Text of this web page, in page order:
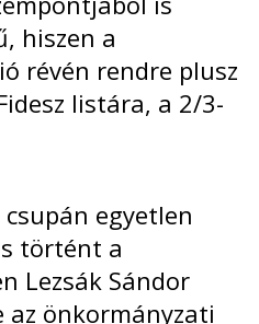
hiszen a
révén rendre plusz
listára, a 2/3-
egyetlen
történt a
Lezsák Sándor
az önkormányzati